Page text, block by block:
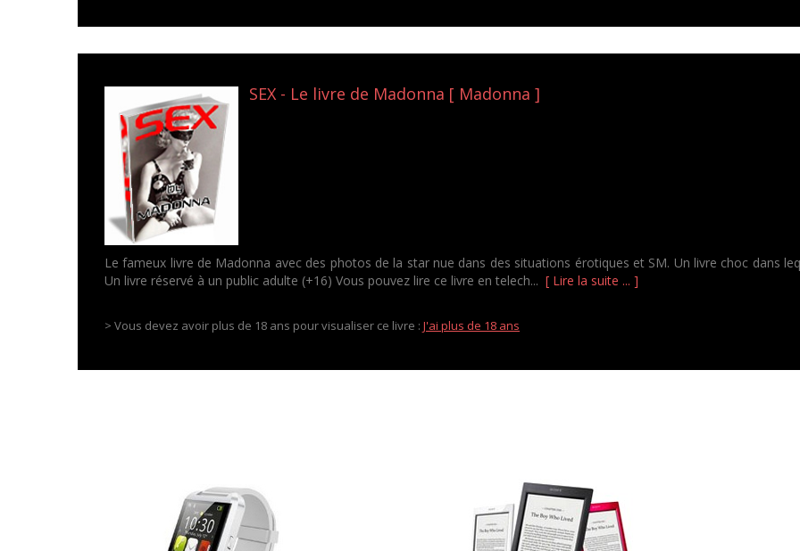
SEX - Le livre de Madonna [ Madonna ]
Le fameux livre de Madonna avec des photos de la star nue dans des situations érotiques et SM. Un livre choc dans
Un livre réservé à un public adulte (+16) Vous pouvez lire ce livre en telech... [ Lire la suite ... ]
> Vous devez avoir plus de 18 ans pour visualiser ce livre : J'ai plus de 18 ans